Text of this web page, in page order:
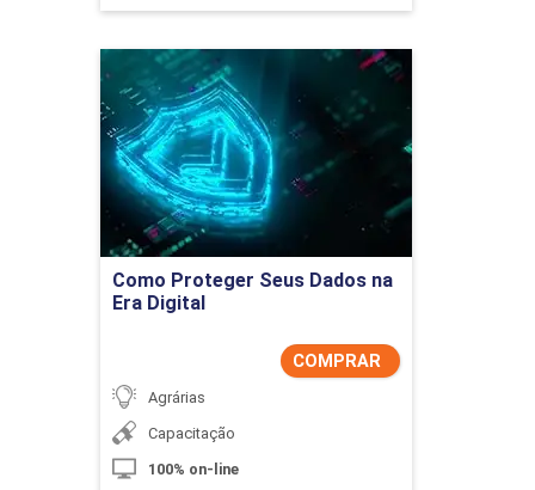
Como Proteger Seus Dados na
Era Digital
COMPRAR
Agrárias
Capacitação
100% on-line
Como Proteger Seus
Dados na Era Digital
Detalhes do curso
Comprar Agora